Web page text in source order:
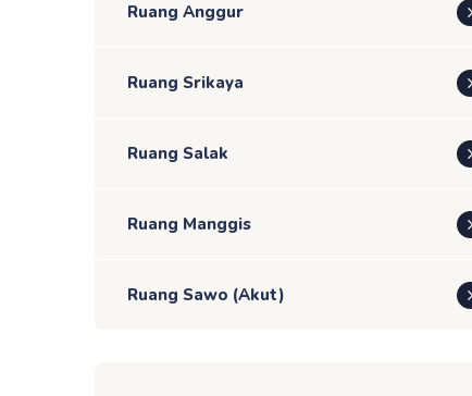
Ruang Anggur
Ruang Srikaya
Ruang Salak
Ruang Manggis
Ruang Sawo (Akut)